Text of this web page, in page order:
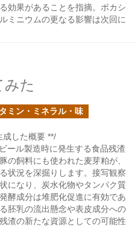
効果があることを指摘。ボカシ
ミニウムの更なる影響は次回に
みた
ミン・ミネラル・味
成した概要 **/
ール製造時に発生する食品残渣
の飼料にも使われた麦芽粕が、
状況を深掘りします。接写観察
になり、炭水化物やタンパク質
酵成分は堆肥化促進に有効であ
胚乳の流出懸念や表皮成分への
渣の新たな資源としての可能性